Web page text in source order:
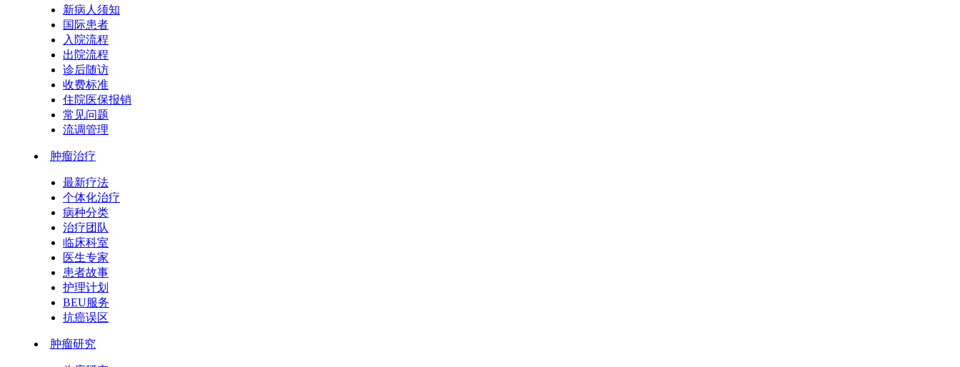
新病人须知
国际患者
入院流程
出院流程
诊后随访
收费标准
住院医保报销
常见问题
流调管理
肿瘤治疗
最新疗法
个体化治疗
病种分类
治疗团队
临床科室
医生专家
患者故事
护理计划
BEU服务
抗癌误区
肿瘤研究